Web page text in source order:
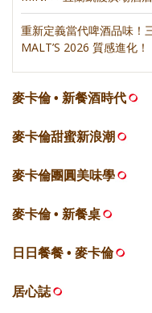
重新定義當代啤酒品味！
MALT’S 2026 質感進化！
麥卡倫 • 新餐酒時代
麥卡倫甜蜜新浪潮
麥卡倫團圓美味學
麥卡倫 • 新餐桌
日日餐餐 • 麥卡倫
居心誌